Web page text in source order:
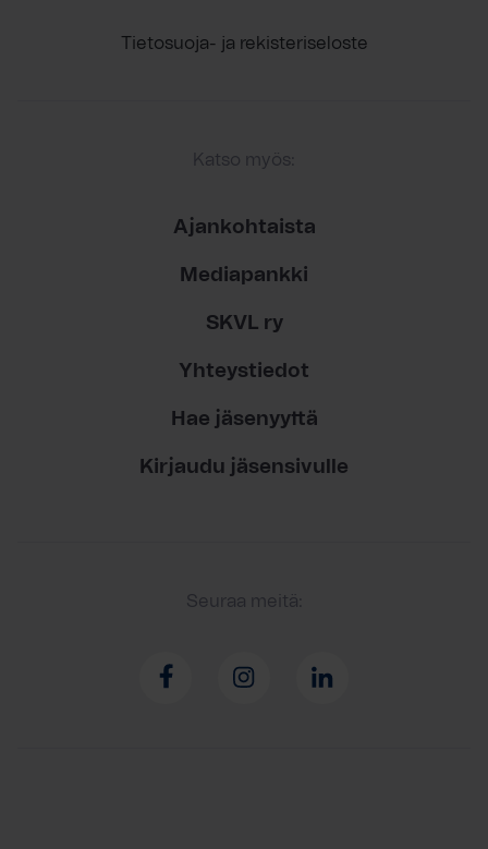
Tietosuoja- ja rekisteriseloste
Katso myös:
Ajankohtaista
Mediapankki
SKVL ry
Yhteystiedot
Hae jäsenyyttä
Kirjaudu jäsensivulle
Seuraa meitä: